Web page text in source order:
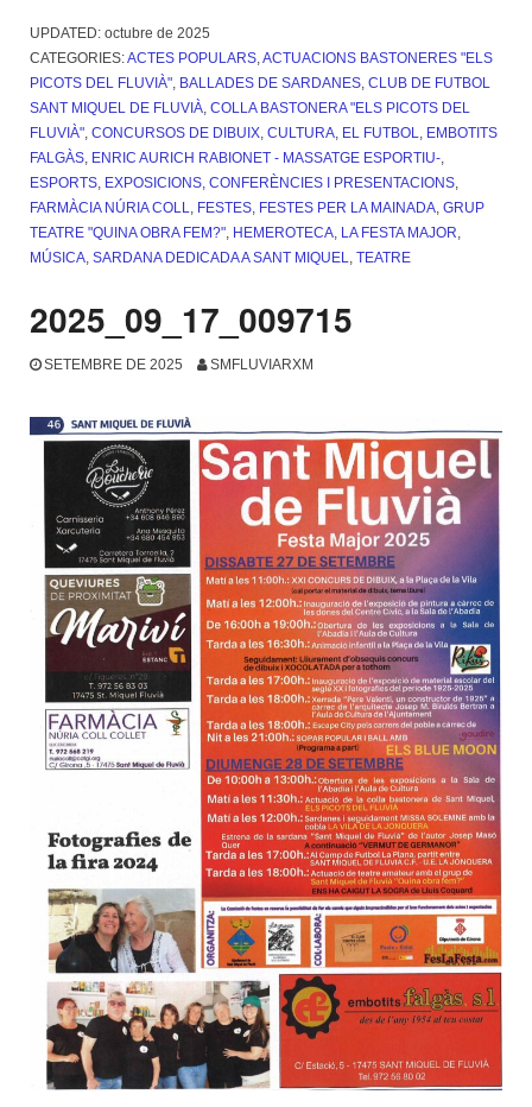
UPDATED: octubre de 2025
CATEGORIES:ACTES POPULARS,ACTUACIONS BASTONERES "ELS
PICOTS DEL FLUVIÀ", BALLADES DE SARDANES, CLUB DE FUTBOL
SANT MIQUEL DE FLUVIÀ, COLLA BASTONERA "ELS PICOTS DEL
FLUVIÀ", CONCURSOS DE DIBUIX, CULTURA, EL FUTBOL, EMBOTITS
FALGÀS, ENRIC AURICH RABIONET - MASSATGE ESPORTIU-,
ESPORTS, EXPOSICIONS, CONFERÈNCIES I PRESENTACIONS,
FARMÀCIA NÚRIA COLL, FESTES, FESTES PER LA MAINADA, GRUP
TEATRE "QUINA OBRA FEM?", HEMEROTECA, LA FESTA MAJOR,
MÚSICA, SARDANA DEDICADA A SANT MIQUEL, TEATRE
2025_09_17_009715
SETEMBRE DE 2025 SMFLUVIARXM